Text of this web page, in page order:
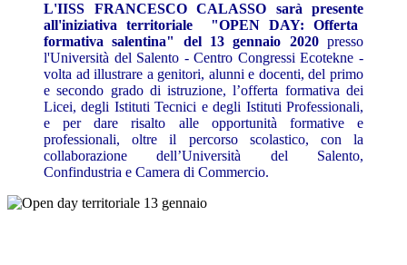
L'IISS FRANCESCO CALASSO sarà presente
all'iniziativa territoriale "OPEN DAY: Offerta
formativa salentina" del 13 gennaio 2020presso
l'Università del Salento - Centro Congressi Ecotekne -
volta ad illustrare a genitori, alunni e docenti, del primo
e secondo grado di istruzione, l’offerta formativa dei
Licei, degli Istituti Tecnici e degli Istituti Professionali,
e per dare risalto alle opportunità formative e
professionali, oltre il percorso scolastico, con la
collaborazione dell’Università del Salento,
Confindustria e Camera di Commercio.